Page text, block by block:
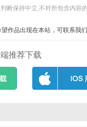
断保持中立,不对所包含内容
望作品出现在本站，可联系我
推荐下载